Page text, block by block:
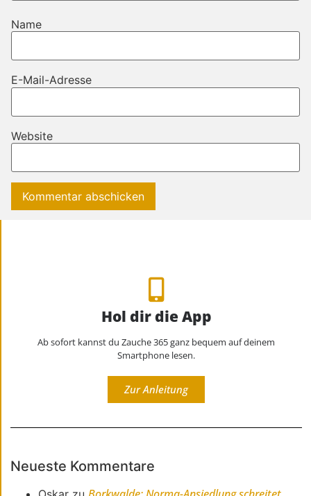
Name
E-Mail-Adresse
Website
Hol dir die App
Ab sofort kannst du Zauche 365 ganz bequem auf deinem
Smartphone lesen.
Zur Anleitung
Neueste Kommentare